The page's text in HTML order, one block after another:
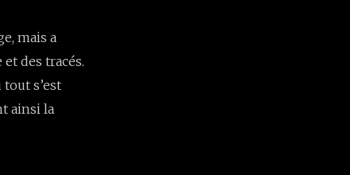
mais a
des tracés.
s’est
ainsi la